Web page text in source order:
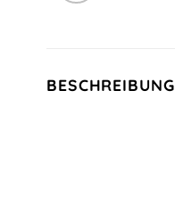
BESCHREIBUNG